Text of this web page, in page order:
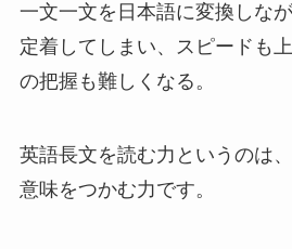
一文一文を日本語に変換しな
定着してしまい、スピードも
の把握も難しくなる。
英語長文を読む力というのは
意味をつかむ力です。